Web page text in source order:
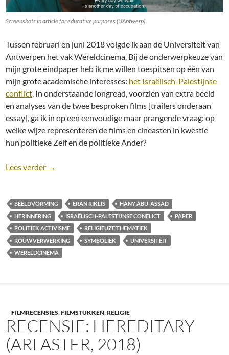
Screenshots in article for educative purposes (UAntwerp)
Tussen februari en juni 2018 volgde ik aan de Universiteit van
Antwerpen het vak Wereldcinema. Bij de onderwerpkeuze van
mijn grote eindpaper heb ik me willen toespitsen op één van
mijn grote academische interesses: het Israëlisch-Palestijnse
conflict . In onderstaande longread, voorzien van extra beeld
en analyses van de twee besproken films [trailers onderaan
essay], ga ik in op een eenvoudige maar prangende vraag: op
welke wijze representeren de films en cineasten in kwestie
hun politieke Zelf en de politieke Ander?
Lees verder Longread: Het Israëlisch-Palestijnse conflict in Etz
→
BEELDVORMING ERAN RIKLIS
HANY ABU-ASSAD
HERINNERING
ISRAËLISCH-PALESTIJNSE CONFLICT
PAPER
POLITIEK ACTIVISME
RELIGIEUZE THEMATIEK
ROUWVERWERKING
SYMBOLIEK
UNIVERSITEIT
WERELDCINEMA
FILMRECENSIES,FILMSTUKKEN,RELIGIE
RECENSIE: HEREDITARY
(ARI ASTER, 2018)